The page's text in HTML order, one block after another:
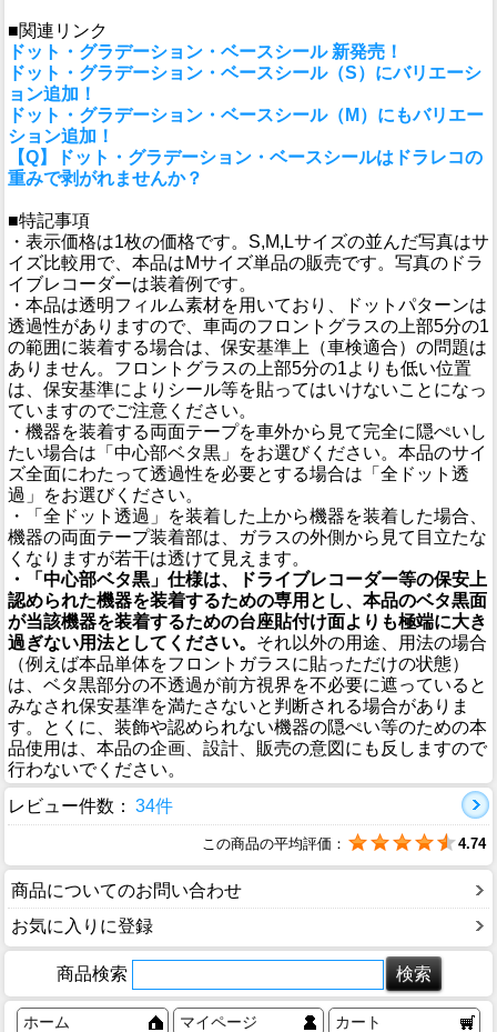
■関連リンク
ドット・グラデーション・ベースシール 新発売！
ドット・グラデーション・ベースシール（S）にバリエーシ
ョン追加！
ドット・グラデーション・ベースシール（M）にもバリエー
ション追加！
【Q】ドット・グラデーション・ベースシールはドラレコの
重みで剥がれませんか？
■特記事項
・表示価格は1枚の価格です。S,M,Lサイズの並んだ写真はサ
イズ比較用で、本品はMサイズ単品の販売です。写真のドラ
イブレコーダーは装着例です。
・本品は透明フィルム素材を用いており、ドットパターンは
透過性がありますので、車両のフロントグラスの上部5分の1
の範囲に装着する場合は、保安基準上（車検適合）の問題は
ありません。フロントグラスの上部5分の1よりも低い位置
は、保安基準によりシール等を貼ってはいけないことになっ
ていますのでご注意ください。
・機器を装着する両面テープを車外から見て完全に隠ぺいし
たい場合は「中心部ベタ黒」をお選びください。本品のサイ
ズ全面にわたって透過性を必要とする場合は「全ドット透
過」をお選びください。
・「全ドット透過」を装着した上から機器を装着した場合、
機器の両面テープ装着部は、ガラスの外側から見て目立たな
くなりますが若干は透けて見えます。
・「中心部ベタ黒」仕様は、ドライブレコーダー等の保安上
認められた機器を装着するための専用とし、本品のベタ黒面
が当該機器を装着するための台座貼付け面よりも極端に大き
過ぎない用法としてください。 それ以外の用途、用法の場合
（例えば本品単体をフロントガラスに貼っただけの状態）
は、ベタ黒部分の不透過が前方視界を不必要に遮っていると
みなされ保安基準を満たさないと判断される場合がありま
す。とくに、装飾や認められない機器の隠ぺい等のための本
品使用は、本品の企画、設計、販売の意図にも反しますので
行わないでください。
レビュー件数： 34件
この商品の平均評価： 4.74
商品についてのお問い合わせ
お気に入りに登録
商品検索
ホーム マイページ カート